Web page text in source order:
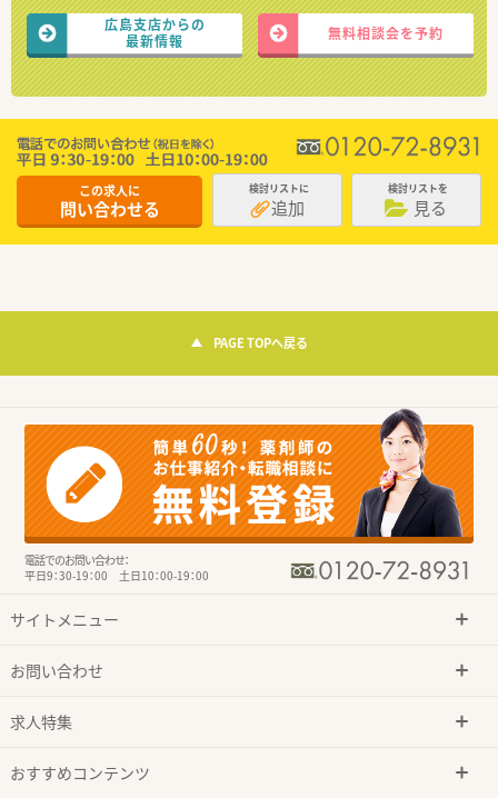
広島支店からの
最新情報
無料相談会を予約
この求人に
問い合わせる
検討リストに
追加
検討リストを
見る
PAGE TOPへ戻る
電話でのお問い合わせ：
平日9：30-19：00 土日10：00-19：00
サイトメニュー
お問い合わせ
求人特集
おすすめコンテンツ